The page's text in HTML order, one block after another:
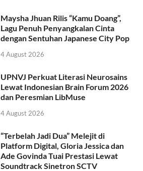
Maysha Jhuan Rilis “Kamu Doang”,
Lagu Penuh Penyangkalan Cinta
dengan Sentuhan Japanese City Pop
4 August 2026
UPNVJ Perkuat Literasi Neurosains
Lewat Indonesian Brain Forum 2026
dan Peresmian LibMuse
4 August 2026
“Terbelah Jadi Dua” Melejit di
Platform Digital, Gloria Jessica dan
Ade Govinda Tuai Prestasi Lewat
Soundtrack Sinetron SCTV